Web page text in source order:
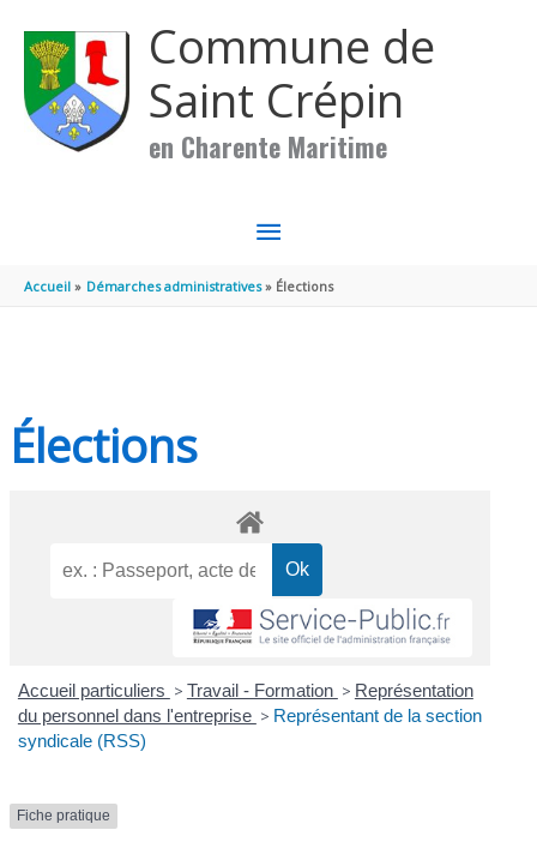
Commune de
Saint Crépin
en Charente Maritime
MENU
PRINCIPAL
Accueil Démarches administratives Élections
Élections
Accueil particuliers > Travail - Formation > Représentation
du personnel dans l'entreprise > Représentant de la section
syndicale (RSS)
Fiche pratique